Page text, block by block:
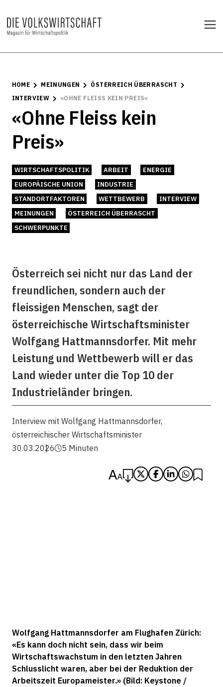
HOME MEINUNGEN
ÖSTERREICH ÜBERRASCHT
INTERVIEW
«OHNE FLEISS KEIN PREIS»
«Ohne Fleiss kein
Preis»
WIRTSCHAFTSPOLITIK ARBEIT
ENERGIE
EUROPÄISCHE UNION
INDUSTRIE
STANDORTFAKTOREN
WETTBEWERB
INTERVIEW
MEINUNGEN
ÖSTERREICH ÜBERRASCHT
SCHWERPUNKTE
Österreich sei nicht nur das Land der
freundlichen, sondern auch der
fleissigen Menschen, sagt der
österreichische Wirtschaftsminister
Wolfgang Hattmannsdorfer. Mit mehr
Leistung und Wettbewerb will er das
Land wieder unter die Top 10 der
Industrieländer bringen.
Interview mit Wolfgang Hattmannsdorfer,
österreichischer Wirtschaftsminister
30.03.2026
5 Minuten
Wolfgang Hattmannsdorfer am Flughafen Zürich:
«Es kann doch nicht sein, dass wir beim
Wirtschaftswachstum in den letzten Jahren
Schlusslicht waren, aber bei der Reduktion der
Arbeitszeit Europameister.» (Bild: Keystone /